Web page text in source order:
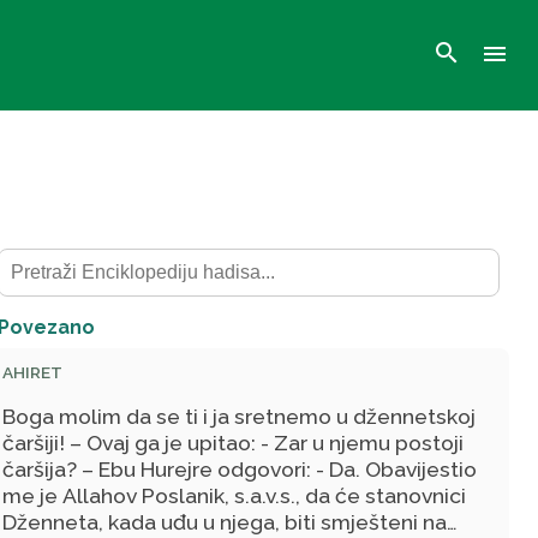
search menu
Povezano
AHIRET
Boga molim da se ti i ja sretnemo u džennetskoj
čaršiji! – Ovaj ga je upitao: - Zar u njemu postoji
čaršija? – Ebu Hurejre odgovori: - Da. Obavijestio
me je Allahov Poslanik, s.a.v.s., da će stanovnici
Dženneta, kada uđu u njega, biti smješteni na